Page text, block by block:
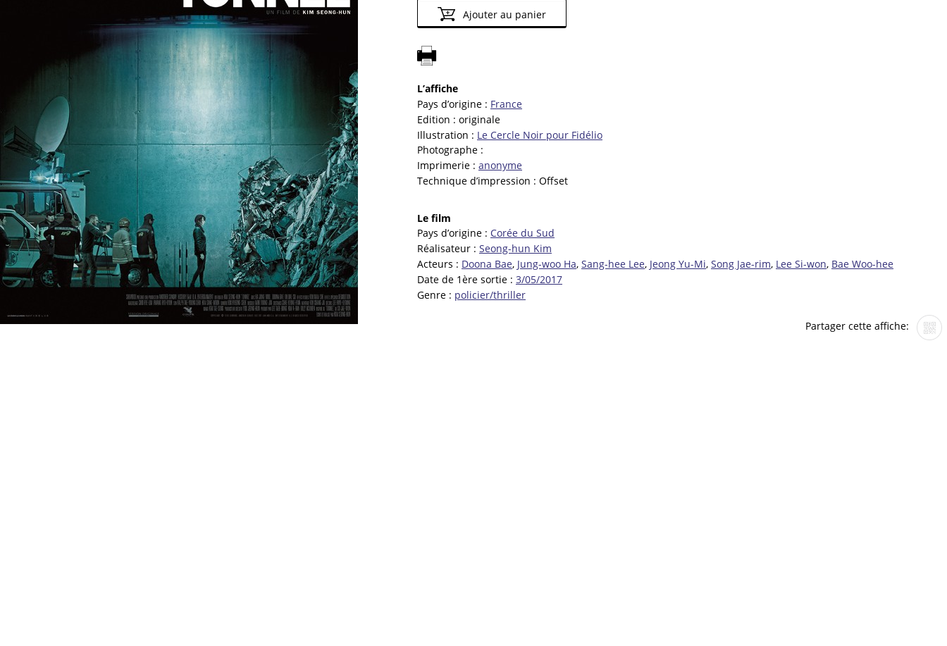
Ajouter au panier
L’affiche
Pays d’origine : France
Edition : originale
Illustration : Le Cercle Noir pour Fidélio
Photographe :
Imprimerie : anonyme
Technique d’impression : Offset
Le film
Pays d’origine : Corée du Sud
Réalisateur : Seong-hun Kim
Acteurs : Doona Bae, Jung-woo Ha, Sang-hee Lee, Jeong Yu-Mi, Song Jae-rim, Lee Si-won, Bae Woo-hee
Date de 1ère sortie : 3/05/2017
Genre : policier/thriller
Partager cette affiche: